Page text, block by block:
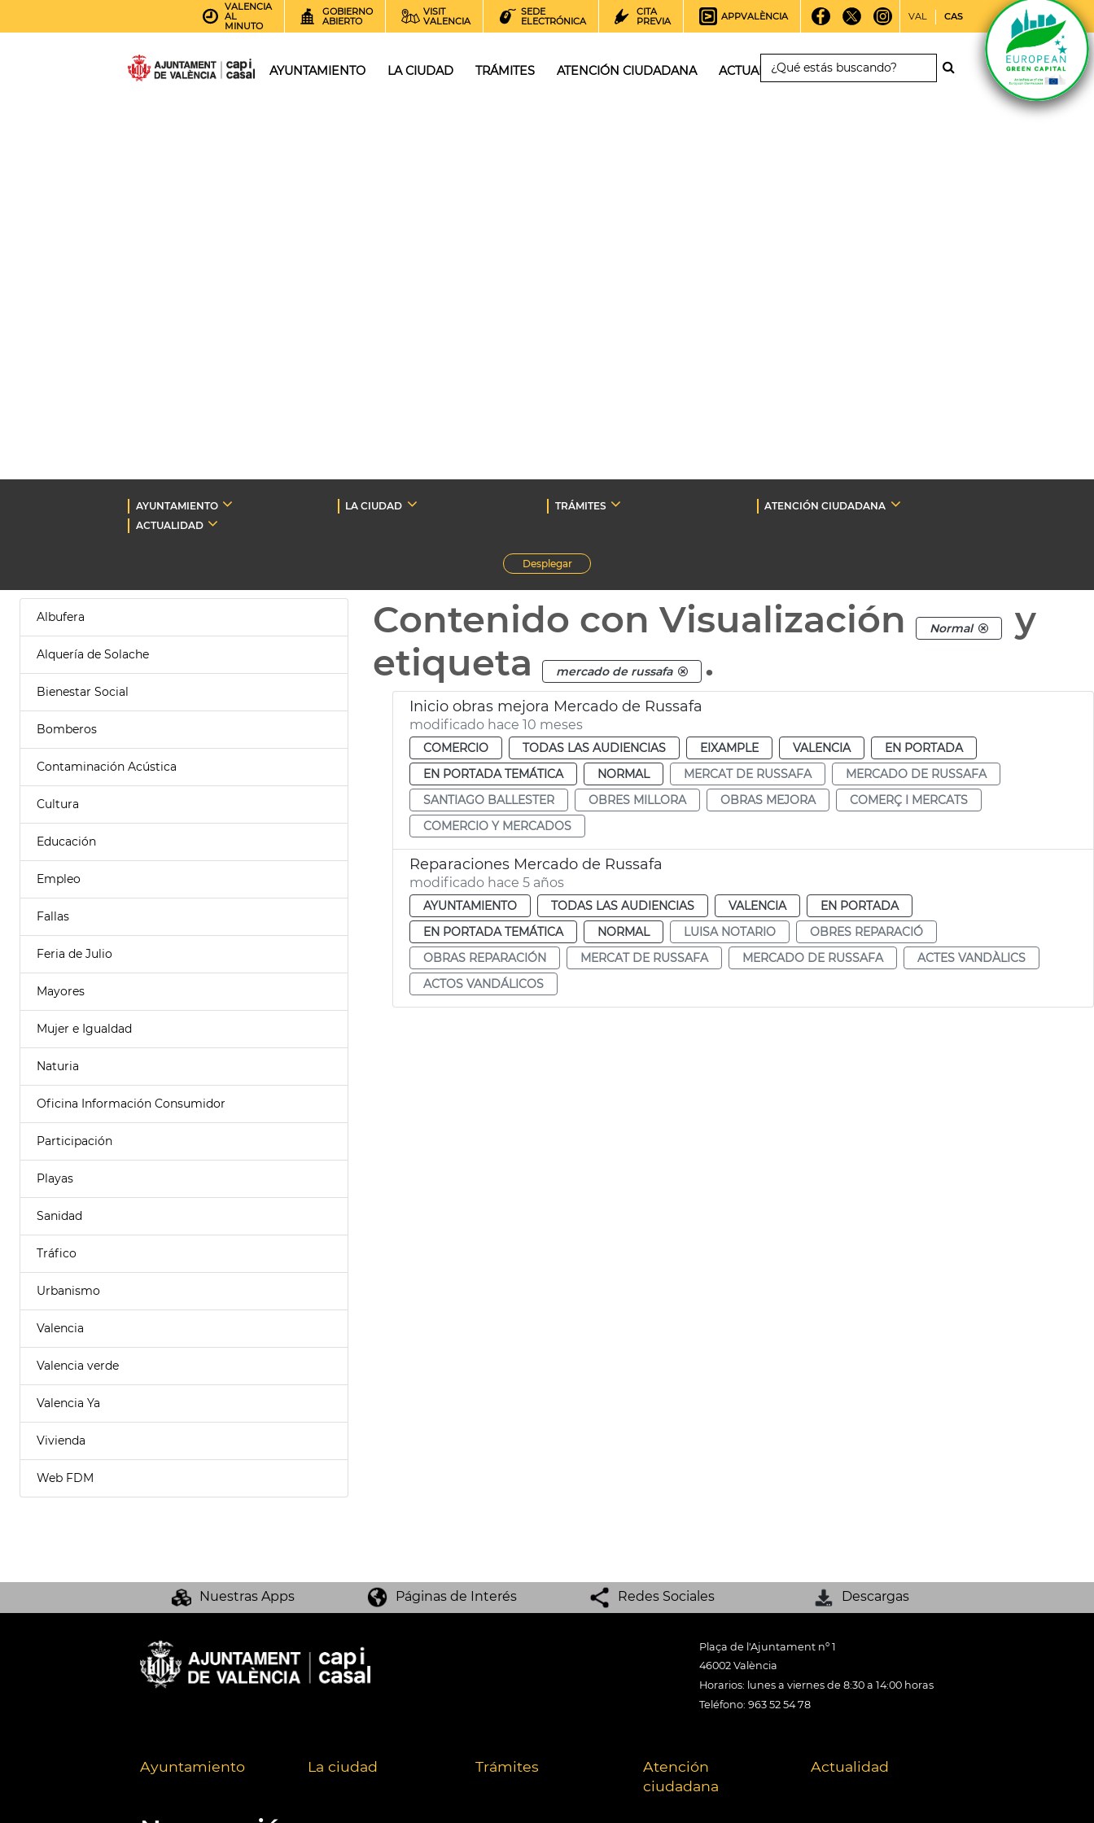
VALENCIA
AL
MINUTO
GOBIERNO
ABIERTO
VISIT
VALENCIA
SEDE
ELECTRÓNICA
CITA
PREVIA
APPVALÈNCIA VAL CAS
AYUNTAMIENTO LA CIUDAD TRÁMITES ATENCIÓN CIUDADANA ACTUALIDAD
AYUNTAMIENTO LA CIUDAD TRÁMITES
ATENCIÓN CIUDADANA
ACTUALIDAD
Desplegar
Albufera
Alquería de Solache
Bienestar Social
Bomberos
Contaminación Acústica
Cultura
Educación
Empleo
Fallas
Feria de Julio
Mayores
Mujer e Igualdad
Naturia
Oficina Información Consumidor
Participación
Playas
Sanidad
Tráfico
Urbanismo
Valencia
Valencia verde
Valencia Ya
Vivienda
Web FDM
Contenido con Visualización Normal
y
etiqueta
mercado de russafa .
Inicio obras mejora Mercado de Russafa
modificado hace 10 meses
COMERCIO TODAS LAS AUDIENCIAS EIXAMPLE VALENCIA
EN PORTADA
EN PORTADA TEMÁTICA
NORMAL MERCAT DE RUSSAFA
MERCADO DE RUSSAFA
SANTIAGO BALLESTER
OBRES MILLORA OBRAS MEJORA
COMERÇ I MERCATS
COMERCIO Y MERCADOS
Reparaciones Mercado de Russafa
modificado hace 5 años
AYUNTAMIENTO TODAS LAS AUDIENCIAS VALENCIA
EN PORTADA
EN PORTADA TEMÁTICA
NORMAL LUISA NOTARIO
OBRES REPARACIÓ
OBRAS REPARACIÓN
MERCAT DE RUSSAFA MERCADO DE RUSSAFA
ACTES VANDÀLICS
ACTOS VANDÁLICOS
Nuestras Apps Páginas de Interés Redes Sociales Descargas
Plaça de l'Ajuntament nº 1
46002 València
Horarios: lunes a viernes de 8:30 a 14:00 horas
Teléfono: 963 52 54 78
Ayuntamiento La ciudad Trámites
Atención
ciudadana
Actualidad